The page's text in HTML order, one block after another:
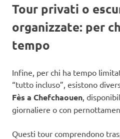
Tour privati o
organizzate: per
tempo
Infine, per chi ha tempo
“tutto incluso”, esistono
Fès a Chefchaouen ,
giornaliere o con
Questi tour comprendono